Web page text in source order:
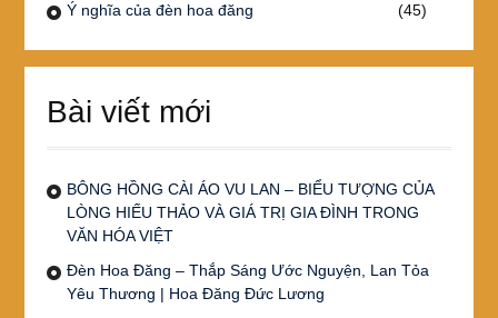
Ý nghĩa của đèn hoa đăng
(45)
Bài viết mới
BÔNG HỒNG CÀI ÁO VU LAN – BIỂU TƯỢNG CỦA
LÒNG HIẾU THẢO VÀ GIÁ TRỊ GIA ĐÌNH TRONG
VĂN HÓA VIỆT
Đèn Hoa Đăng – Thắp Sáng Ước Nguyện, Lan Tỏa
Yêu Thương | Hoa Đăng Đức Lương